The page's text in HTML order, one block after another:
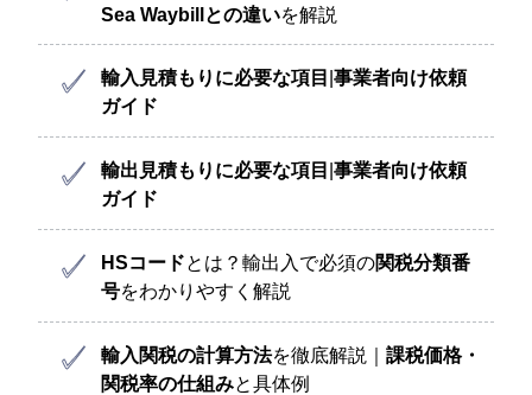
Sea Waybillとの違いを解説
輸入見積もりに必要な項目 事業者向け依頼
ガイド
輸出見積もりに必要な項目 事業者向け依頼
ガイド
HSコードとは？輸出入で必須の関税分類番
号をわかりやすく解説
輸入関税の計算方法を徹底解説｜ 課税価格・
関税率の仕組みと具体例